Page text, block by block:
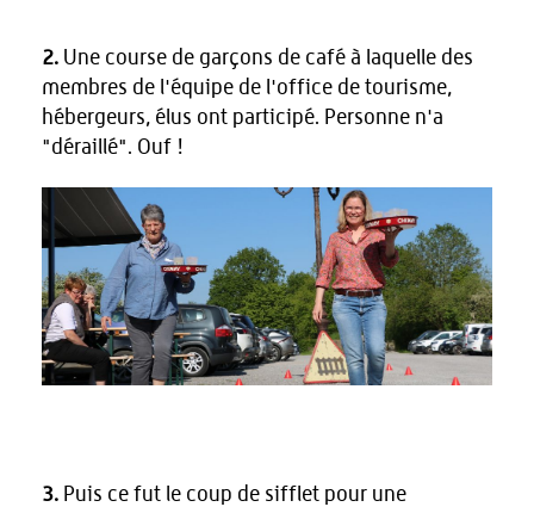
2. Une course de garçons de café à laquelle des
membres de l'équipe de l'office de tourisme,
hébergeurs, élus ont participé. Personne n'a
"déraillé". Ouf !
3. Puis ce fut le coup de sifflet pour une